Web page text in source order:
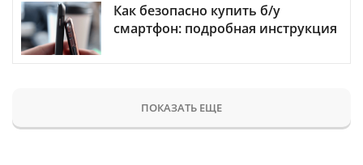
Как безопасно купить б/у
смартфон: подробная инструкция
ПОКАЗАТЬ ЕЩЕ